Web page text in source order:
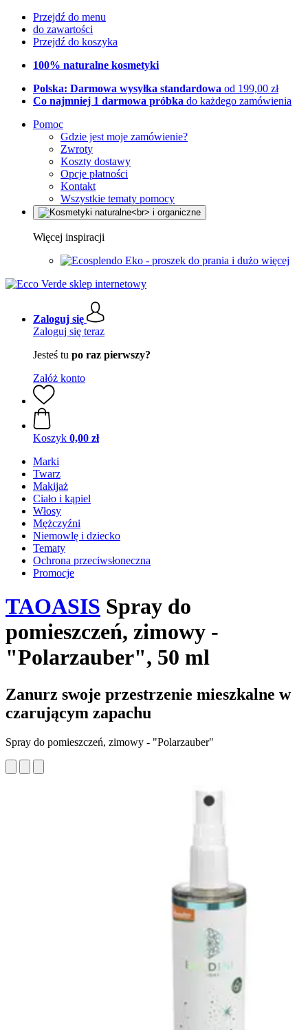
Przejdź do menu
do zawartości
Przejdź do koszyka
100% naturalne kosmetyki
Polska: Darmowa wysyłka standardowa od 199,00 zł
Co najmniej 1 darmowa próbka do każdego zamówienia
Pomoc
Gdzie jest moje zamówienie?
Zwroty
Koszty dostawy
Opcje płatności
Kontakt
Wszystkie tematy pomocy
Więcej inspiracji
Eko - proszek do prania i dużo więcej
Zaloguj się
Zaloguj się teraz
Jesteś tu po raz pierwszy?
Załóż konto
Koszyk 0,00 zł
Marki
Twarz
Makijaż
Ciało i kąpiel
Włosy
Mężczyźni
Niemowlę i dziecko
Tematy
Ochrona przeciwsłoneczna
Promocje
TAOASIS Spray do
pomieszczeń, zimowy -
"Polarzauber", 50 ml
Zanurz swoje przestrzenie mieszkalne w
czarującym zapachu
Spray do pomieszczeń, zimowy - "Polarzauber"